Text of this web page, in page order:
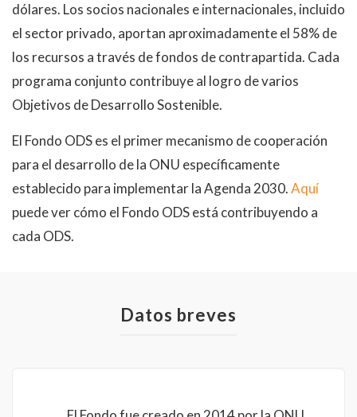
dólares. Los socios nacionales e internacionales, incluido
el sector privado, aportan aproximadamente el 58% de
los recursos a través de fondos de contrapartida. Cada
programa conjunto contribuye al logro de varios
Objetivos de Desarrollo Sostenible.
El Fondo ODS es el primer mecanismo de cooperación
para el desarrollo de la ONU específicamente
establecido para implementar la Agenda 2030.Aquí
puede ver cómo el Fondo ODS está contribuyendo a
cada ODS.
Datos breves